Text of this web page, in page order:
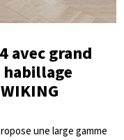
avec grand
une large gamme